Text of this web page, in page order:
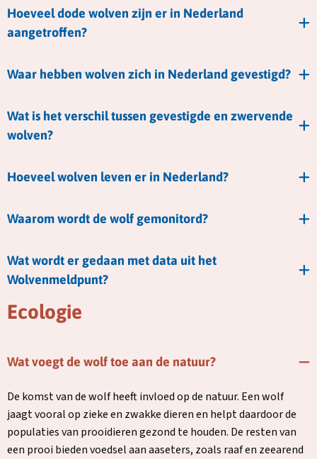
Hoeveel dode wolven zijn er in Nederland
aangetroffen?
Waar hebben wolven zich in Nederland gevestigd?
Wat is het verschil tussen gevestigde en zwervende
wolven?
Hoeveel wolven leven er in Nederland?
Waarom wordt de wolf gemonitord?
Wat wordt er gedaan met data uit het
Wolvenmeldpunt?
Ecologie
Wat voegt de wolf toe aan de natuur?
De komst van de wolf heeft invloed op de natuur. Een wolf
jaagt vooral op zieke en zwakke dieren en helpt daardoor de
populaties van prooidieren gezond te houden. De resten van
een prooi bieden voedsel aan aaseters, zoals raaf en zeearend